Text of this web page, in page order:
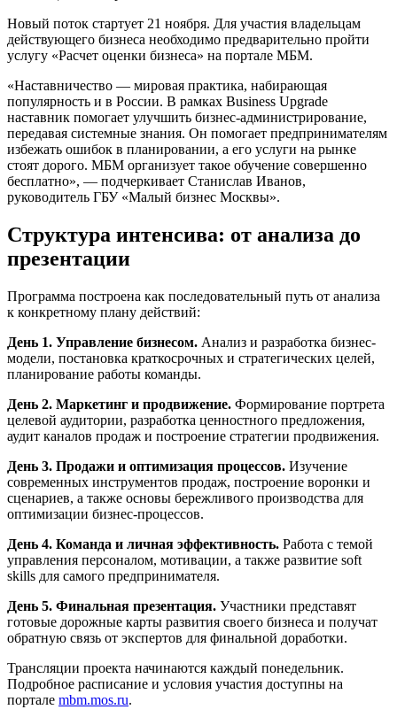
Новый поток стартует 21 ноября. Для участия владельцам
действующего бизнеса необходимо предварительно пройти
услугу «Расчет оценки бизнеса» на портале МБМ.
«Наставничество — мировая практика, набирающая
популярность и в России. В рамках Business Upgrade
наставник помогает улучшить бизнес-администрирование,
передавая системные знания. Он помогает предпринимателям
избежать ошибок в планировании, а его услуги на рынке
стоят дорого. МБМ организует такое обучение совершенно
бесплатно», — подчеркивает Станислав Иванов,
руководитель ГБУ «Малый бизнес Москвы».
Структура интенсива: от анализа до
презентации
Программа построена как последовательный путь от анализа
к конкретному плану действий:
День 1. Управление бизнесом. Анализ и разработка бизнес-
модели, постановка краткосрочных и стратегических целей,
планирование работы команды.
День 2. Маркетинг и продвижение. Формирование портрета
целевой аудитории, разработка ценностного предложения,
аудит каналов продаж и построение стратегии продвижения.
День 3. Продажи и оптимизация процессов. Изучение
современных инструментов продаж, построение воронки и
сценариев, а также основы бережливого производства для
оптимизации бизнес-процессов.
День 4. Команда и личная эффективность. Работа с темой
управления персоналом, мотивации, а также развитие soft
skills для самого предпринимателя.
День 5. Финальная презентация. Участники представят
готовые дорожные карты развития своего бизнеса и получат
обратную связь от экспертов для финальной доработки.
Трансляции проекта начинаются каждый понедельник.
Подробное расписание и условия участия доступны на
портале mbm.mos.ru.